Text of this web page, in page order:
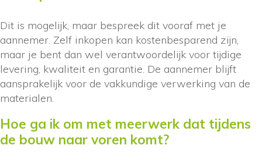
Dit is mogelijk, maar bespreek dit vooraf met je
aannemer. Zelf inkopen kan kostenbesparend zijn,
maar je bent dan wel verantwoordelijk voor tijdige
levering, kwaliteit en garantie. De aannemer blijft
aansprakelijk voor de vakkundige verwerking van de
materialen.
Hoe ga ik om met meerwerk dat tijdens
de bouw naar voren komt?